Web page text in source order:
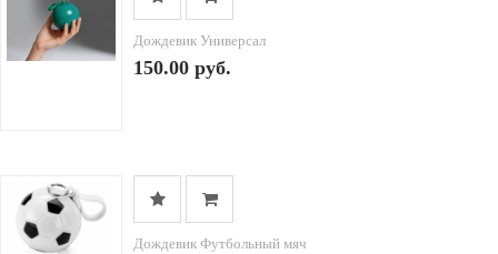
Дождевик Универсал
150.00 руб.
Дождевик Футбольный мяч